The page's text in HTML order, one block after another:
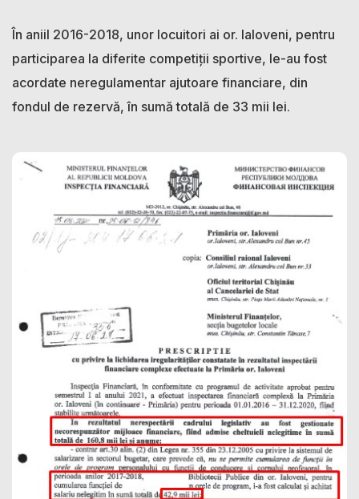
În aniil 2016-2018, unor locuitori ai or. Ialoveni, pentru
participarea la diferite competiții sportive, le-au fost
acordate neregulamentar ajutoare financiare, din
fondul de rezervă, în sumă totală de 33 mii lei.